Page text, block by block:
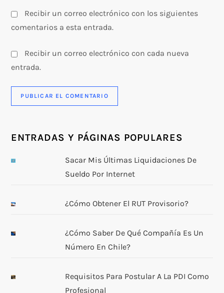
Recibir un correo electrónico con los siguientes
comentarios a esta entrada.
Recibir un correo electrónico con cada nueva
entrada.
ENTRADAS Y PÁGINAS POPULARES
Sacar Mis Últimas Liquidaciones De
Sueldo Por Internet
¿Cómo Obtener El RUT Provisorio?
¿Cómo Saber De Qué Compañía Es Un
Número En Chile?
Requisitos Para Postular A La PDI Como
Profesional